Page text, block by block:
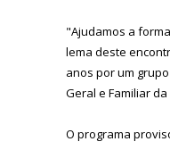
"Ajudamos a
lema deste
anos por um
Geral e Familiar
O programa